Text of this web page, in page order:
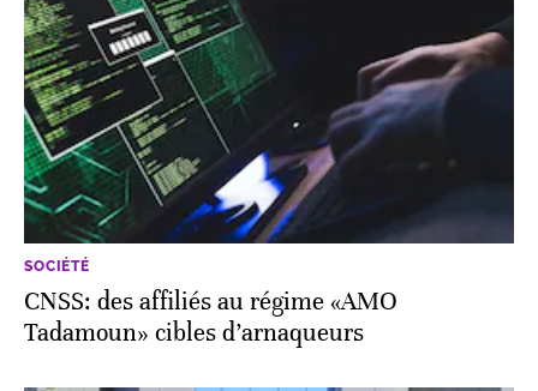
SOCIÉTÉ
CNSS: des affiliés au régime «AMO
Tadamoun» cibles d’arnaqueurs